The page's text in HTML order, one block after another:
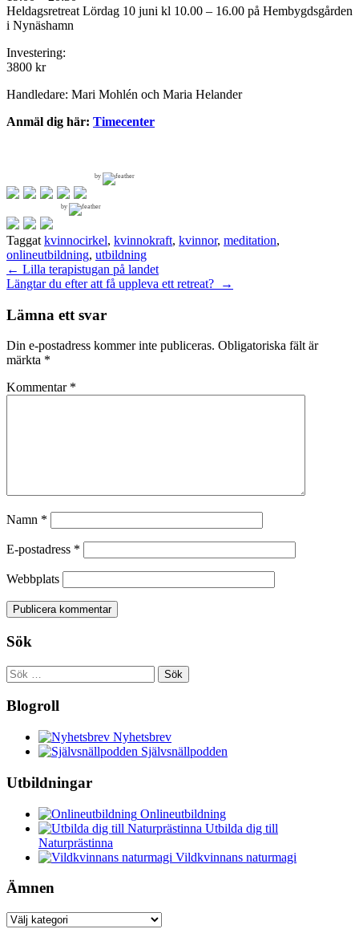
Heldagsretreat Lördag 10 juni kl 10.00 – 16.00 på Hembygdsgården
i Nynäshamn
Investering:
3800 kr
Handledare: Mari Mohlén och Maria Helander
Anmäl dig här: Timecenter
by
by
Taggat kvinnocirkel, kvinnokraft, kvinnor, meditation,
onlineutbildning, utbildning
Inläggsnavigering
← Lilla terapistugan på landet
Längtar du efter att få uppleva ett retreat?
→
Lämna ett svar
Din e-postadress kommer inte publiceras. Obligatoriska fält är
märkta *
Kommentar *
Namn *
E-postadress *
Webbplats
Sök
Sök
efter:
Blogroll
Nyhetsbrev
Självsnällpodden
Utbildningar
Onlineutbildning
Utbilda dig till
Naturprästinna
Vildkvinnans naturmagi
Ämnen
Ämnen